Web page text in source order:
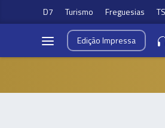
D7 Turismo Freguesias
EdiçãoImpressa